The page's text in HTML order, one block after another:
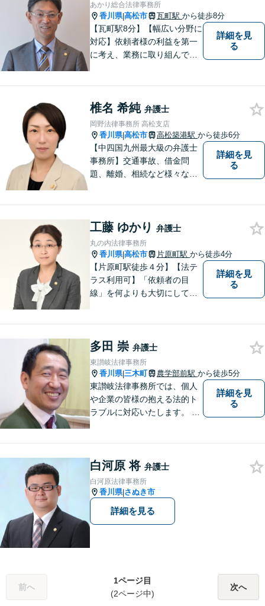
あかり総合法律事務所
香川県|高松市 瓦町駅 から徒歩8分
【瓦町駅8分】【幅広い分野に
対応】依頼者様の利益を第一
に考え、業務に取り組んでお
事件・交通事故・不動産問題
など幅広く対応。即日対応も
可能。まずはお気軽にご相談
ください。
詳細を見
る
椎名 希純 弁護士
岡野法律事務所 高松支店
香川県|高松市 高松築港駅 から徒歩6分
【中四国九州最大級の弁護士
事務所】交通事故、借金問
題、離婚、相続など様々な問
い！
詳細を見
る
工藤 ゆかり 弁護士
丸の内法律事務所
香川県|高松市 片原町駅 から徒歩4分
【片原町駅徒歩４分】【法テ
ラス利用可】「依頼者の目
線」を何よりも大切にしてい
頂ける事件解決を目指して参
ります。【当日／夜間／休日
対応可】お気軽にご相談くだ
さい。
詳細を見
る
多田 崇 弁護士
東讃岐法律事務所
香川県|三木町 農学部前駅 から徒歩5分
東讃岐法律事務所では、個人
や企業の皆様の抱える法的ト
ラブルに対応いたします。 高
詳細を見
る
白河原 将 弁護士
白河原法律事務所
香川県|さぬき市
詳細を見る
前へ
1ページ目
(2ページ中)
次へ